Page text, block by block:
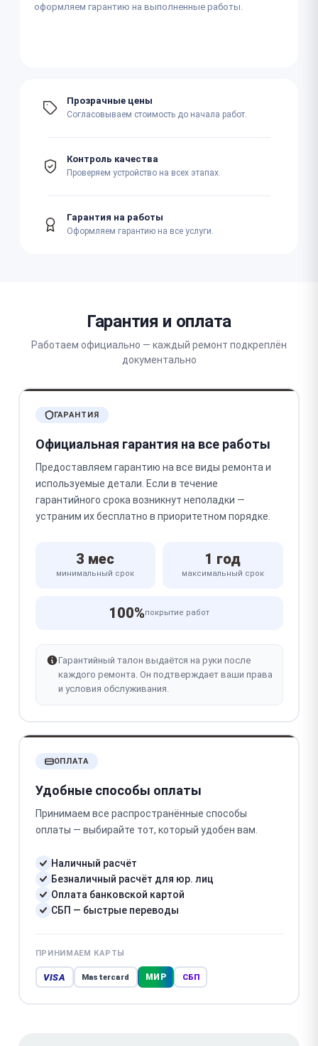
оформляем гарантию на выполненные работы.
Прозрачные цены
Согласовываем стоимость до начала работ.
Контроль качества
Проверяем устройство на всех этапах.
Гарантия на работы
Оформляем гарантию на все услуги.
Гарантия и оплата
Работаем официально — каждый ремонт подкреплён
документально
ГАРАНТИЯ
Официальная гарантия на все работы
Предоставляем гарантию на все виды ремонта и
используемые детали. Если в течение
гарантийного срока возникнут неполадки —
устраним их бесплатно в приоритетном порядке.
3 мес
минимальный срок
1 год
максимальный срок
100%покрытие работ
Гарантийный талон выдаётся на руки после
каждого ремонта. Он подтверждает ваши права
и условия обслуживания.
ОПЛАТА
Удобные способы оплаты
Принимаем все распространённые способы
оплаты — выбирайте тот, который удобен вам.
Наличный расчёт
Безналичный расчёт для юр. лиц
Оплата банковской картой
СБП — быстрые переводы
ПРИНИМАЕМ КАРТЫ
VISA Mastercard МИР СБП